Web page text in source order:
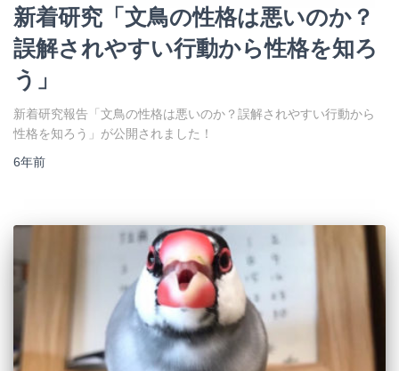
新着研究「文鳥の性格は悪いのか？
誤解されやすい行動から性格を知ろ
う」
新着研究報告「文鳥の性格は悪いのか？誤解されやすい行動から
性格を知ろう」が公開されました！
6年前